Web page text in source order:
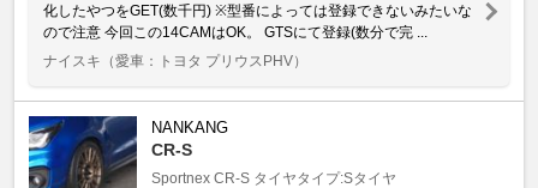
化したやつをGET(数千円) ※型番によっては登録できないみたいな
ので注意 今回この14CAMはOK。 GTSにて登録(数分で完 ...
ナイスキ （愛車：トヨタ プリウスPHV）
NANKANG
CR-S
Sportnex CR-S タイヤタイプ:Sタイヤ